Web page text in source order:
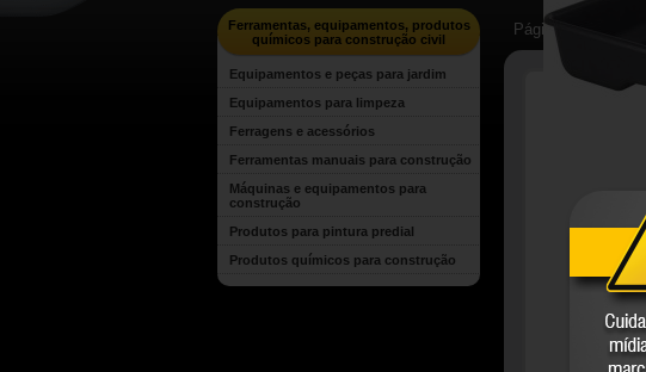
Ferramentas, equipamentos, produtos
químicos para construção civil
Equipamentos e peças para jardim
Equipamentos para limpeza
Ferragens e acessórios
Ferramentas manuais para construção
Máquinas e equipamentos para
construção
Produtos para pintura predial
Produtos químicos para construção
Página Inicial